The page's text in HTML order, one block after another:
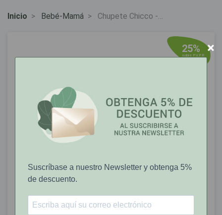
Inicio Bebé-Mamá
25%
sobre P.V.P.R ×